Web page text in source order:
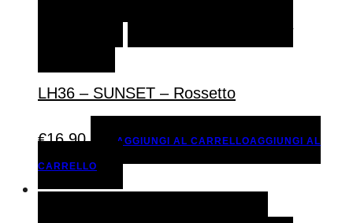
LH36 – SUNSET – Rossetto
€16,90 AGGIUNGI AL CARRELLOAGGIUNGI AL
CARRELLO
AGGIUNGI AL